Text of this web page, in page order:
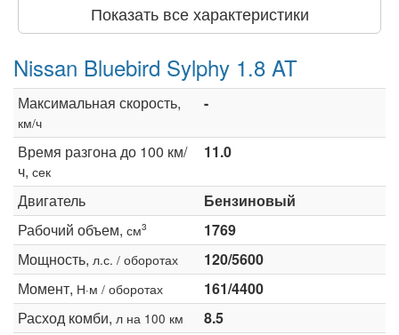
Показать все характеристики
Nissan Bluebird Sylphy 1.8 AT
Максимальная скорость,
км/ч
-
Время разгона до 100 км/
ч, сек
11.0
Двигатель
Бензиновый
Рабочий объем, см3
1769
Мощность, л.с. / оборотах
120/5600
Момент, Н·м / оборотах
161/4400
Расход комби, л на 100 км
8.5